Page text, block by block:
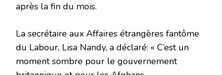
après la fin du mois.
La secrétaire aux Affaires étrangères fantôme
du Labour, Lisa Nandy, a déclaré: « C’est un
moment sombre pour le gouvernement